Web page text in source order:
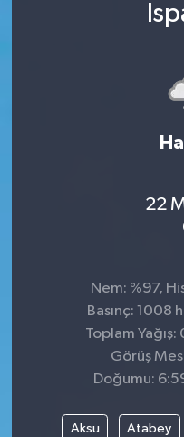
22
Nem: %97,
Basınç: 1008
Toplam
Görüş
Doğumu:
Aksu Atabey